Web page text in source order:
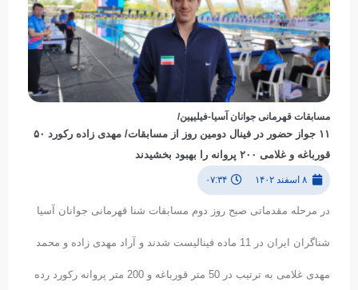
مسابقات قهرمانی جوانان آسیا-فیلیپین/
۱۱ جواز حضور در فینال دومین روز از مسابقات/ مهدی زاده رکورد ۵۰
قورباغه و غلامی ۲۰۰ پروانه را بهبود بخشیدند
۸ اسفند ۱۴۰۲ ۰۷:۳۴
در مرحله مقدماتی صبح روز دوم مسابقات شنا قهرمانی جوانان آسیا
شناگران ایران در 11 ماده فینالیست شدند و آراد مهدی زاده و محمد
مهدی غلامی به ترتیب در 50 متر قورباغه و 200 متر پروانه رکورد رده